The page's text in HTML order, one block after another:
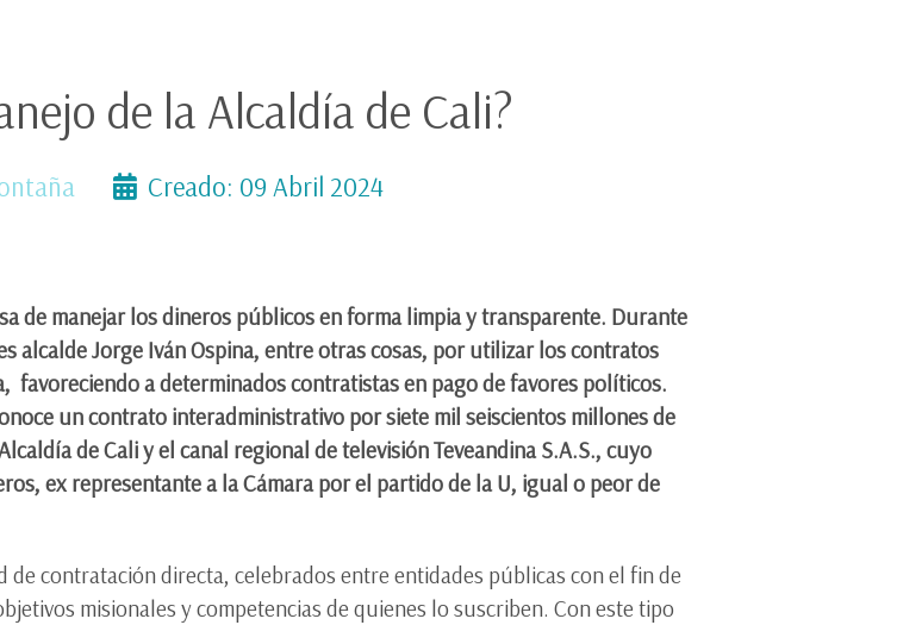
de la Alcaldía de Cali?
Creado: 09 Abril 2024
de manejar los dineros públicos en forma limpia y transparente. Durante
alcalde Jorge Iván Ospina, entre otras cosas, por utilizar los contratos
a determinados contratistas en pago de favores políticos.
un contrato interadministrativo por siete mil seiscientos millones de
de Cali y el canal regional de televisión Teveandina S.A.S., cuyo
ex representante a la Cámara por el partido de la U, igual o peor de
contratación directa, celebrados entre entidades públicas con el fin de
misionales y competencias de quienes lo suscriben. Con este tipo